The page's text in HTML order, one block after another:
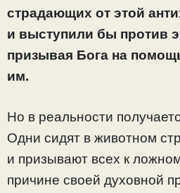
страдающих от этой
и выступили бы против
призывая Бога на
им.
Но в реальности
Одни сидят в животном
и призывают всех к
причине своей духовной